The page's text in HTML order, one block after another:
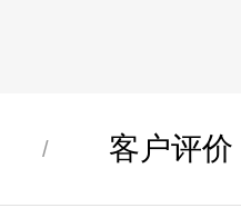
/ 客户评价